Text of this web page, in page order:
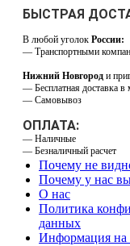
БЫСТРАЯ
В любой уголок России:
— Транспортными
Нижний Новгород и
— Бесплатная доставка в
— Самовывоз
ОПЛАТА:
— Наличные
— Безналичный расчет
Почему не
Почему у нас
О нас
Политика
данных
Информация на